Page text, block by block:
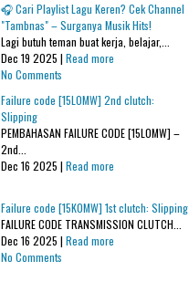
🎧 Cari Playlist Lagu Keren? Cek Channel
"Tambnas" – Surganya Musik Hits!
Lagi butuh teman buat kerja, belajar,...
Dec 19 2025 | Read more
No Comments
Failure code [15L0MW] 2nd clutch:
Slipping
PEMBAHASAN FAILURE CODE [15L0MW] –
2nd...
Dec 16 2025 | Read more
Failure code [15K0MW] 1st clutch: Slipping
FAILURE CODE TRANSMISSION CLUTCH...
Dec 16 2025 | Read more
No Comments